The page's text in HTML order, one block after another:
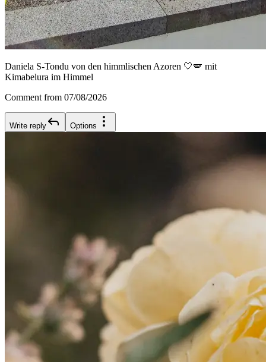
Daniela S-Tondu von den himmlischen Azoren 🤍🪽 mit
Kimabelura im Himmel
Comment from 07/08/2026
Write reply Options